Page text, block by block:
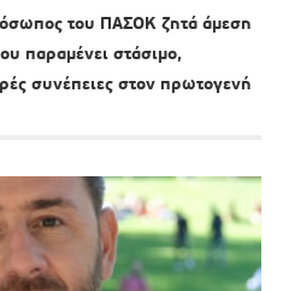
του ΠΑΣΟΚ ζητά άμεση
παραμένει στάσιμο,
συνέπειες στον πρωτογενή